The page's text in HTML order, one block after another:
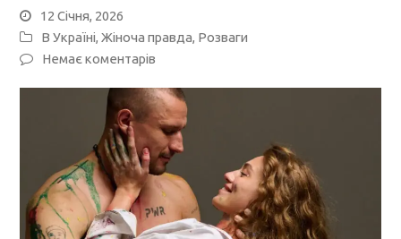
12 Січня, 2026
В Україні,Жіноча правда, Розваги
Немає коментарів